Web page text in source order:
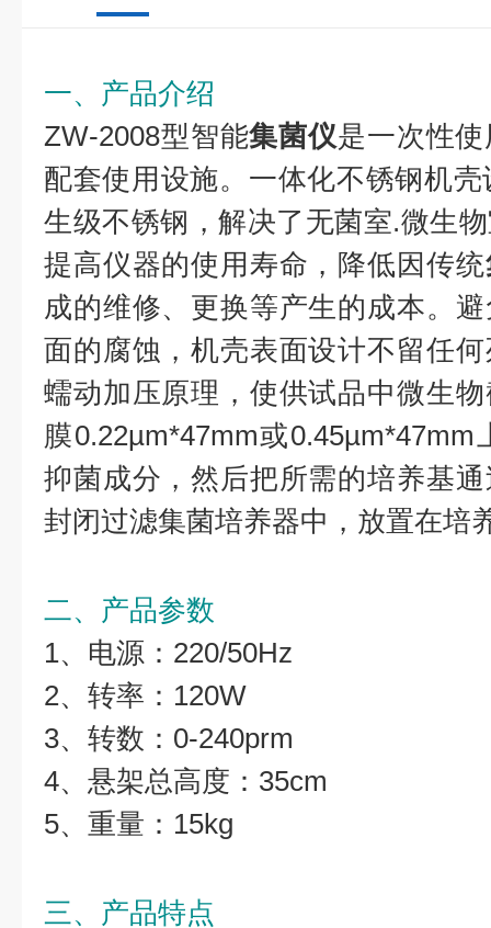
一、产品介绍
ZW-2008型智能集菌仪是一次性
配套使用设施。一体化不锈钢机
生级不锈钢，解决了无菌室.微生
提高仪器的使用寿命，降低因传统
成的维修、更换等产生的成本。
面的腐蚀，机壳表面设计不留任
蠕动加压原理，使供试品中微生
膜0.22µm*47mm或
抑菌成分，然后把所需的培养基
封闭过滤集菌培养器中，放置在培
二、产品参数
1、电源：220/50Hz
2、转率：120W
3、转数：0-240prm
4、悬架总高度：35cm
5、重量：15kg
三、产品特点